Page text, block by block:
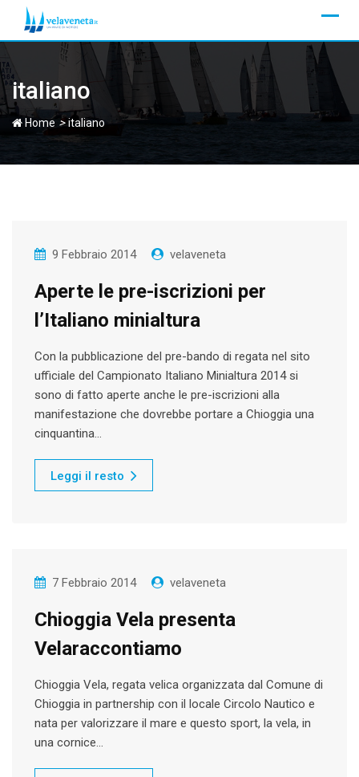
italiano
Home >italiano
9 Febbraio 2014 velaveneta
Aperte le pre-iscrizioni per
l’Italiano minialtura
Con la pubblicazione del pre-bando di regata nel sito
ufficiale del Campionato Italiano Minialtura 2014 si
sono di fatto aperte anche le pre-iscrizioni alla
manifestazione che dovrebbe portare a Chioggia una
cinquantina…
Leggi il resto
7 Febbraio 2014 velaveneta
Chioggia Vela presenta
Velaraccontiamo
Chioggia Vela, regata velica organizzata dal Comune di
Chioggia in partnership con il locale Circolo Nautico e
nata per valorizzare il mare e questo sport, la vela, in
una cornice…